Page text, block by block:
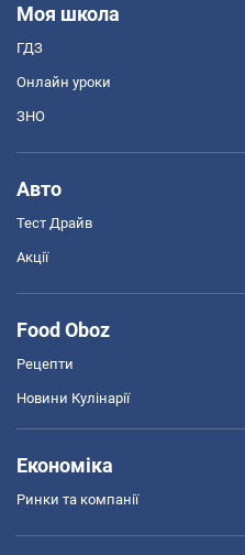
Моя школа
ГДЗ
Онлайн уроки
ЗНО
Авто
Тест Драйв
Акції
Food Oboz
Рецепти
Новини Кулінарії
Економіка
Ринки та компанії